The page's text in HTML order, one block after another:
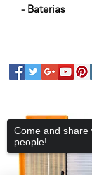
- Baterias
Come and share
people!